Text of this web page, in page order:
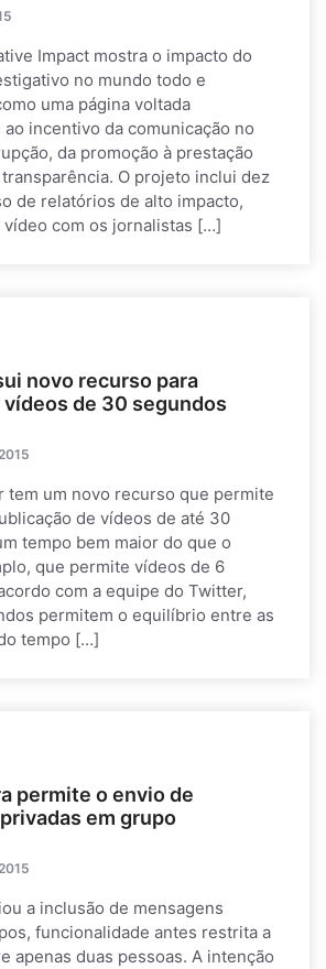
Impact mostra o impacto do
no mundo todo e
uma página voltada
incentivo da comunicação no
da promoção à prestação
O projeto inclui dez
de relatórios de alto impacto,
com os jornalistas […]
novo recurso para
de 30 segundos
tem um novo recurso que permite
de vídeos de até 30
tempo bem maior do que o
que permite vídeos de 6
com a equipe do Twitter,
permitem o equilíbrio entre as
tempo […]
permite o envio de
em grupo
a inclusão de mensagens
funcionalidade antes restrita a
apenas duas pessoas. A intenção